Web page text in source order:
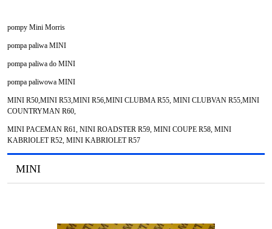
pompy Mini Morris
pompa paliwa MINI
pompa paliwa do MINI
pompa paliwowa MINI
MINI R50,MINI R53,MINI R56,MINI CLUBMA R55, MINI CLUBVAN R55,MINI
COUNTRYMAN R60,
MINI PACEMAN R61, NINI ROADSTER R59, MINI COUPE R58, MINI
KABRIOLET R52, MINI KABRIOLET R57
MINI